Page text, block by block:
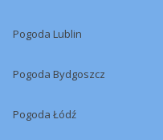
Pogoda Lublin
Pogoda Bydgoszcz
Pogoda Łódź